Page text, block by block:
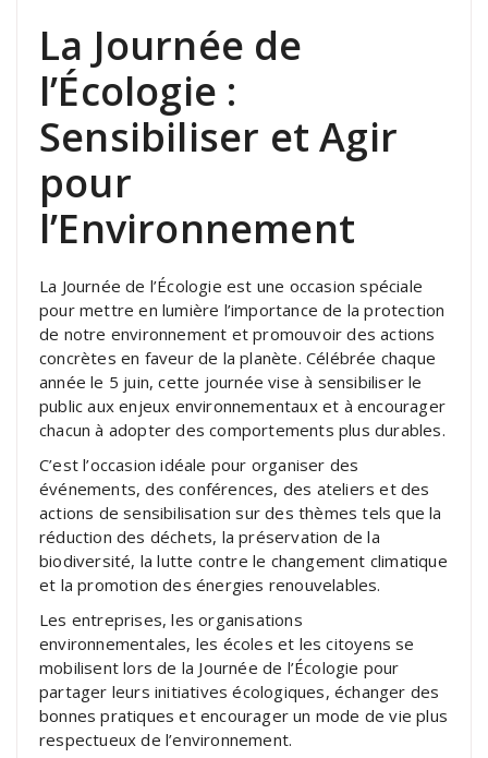
La Journée de
l’Écologie :
Sensibiliser et Agir
pour
l’Environnement
La Journée de l’Écologie est une occasion spéciale
pour mettre en lumière l’importance de la protection
de notre environnement et promouvoir des actions
concrètes en faveur de la planète. Célébrée chaque
année le 5 juin, cette journée vise à sensibiliser le
public aux enjeux environnementaux et à encourager
chacun à adopter des comportements plus durables.
C’est l’occasion idéale pour organiser des
événements, des conférences, des ateliers et des
actions de sensibilisation sur des thèmes tels que la
réduction des déchets, la préservation de la
biodiversité, la lutte contre le changement climatique
et la promotion des énergies renouvelables.
Les entreprises, les organisations
environnementales, les écoles et les citoyens se
mobilisent lors de la Journée de l’Écologie pour
partager leurs initiatives écologiques, échanger des
bonnes pratiques et encourager un mode de vie plus
respectueux de l’environnement.